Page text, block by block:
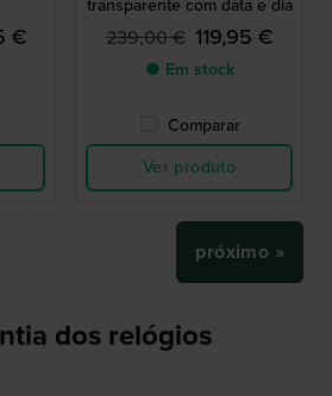
€
transparente com data e dia
239,00 € 119,95 €
● Em stock
Comparar
Ver produto
próximo »
dos relógios